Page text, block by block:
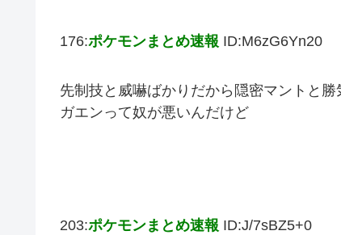
176:ポケモンまとめ速報 ID:M6zG6Yn20
先制技と威嚇ばかりだから隠密マントと
ガエンって奴が悪いんだけど
203:ポケモンまとめ速報 ID:J/7sBZ5+0